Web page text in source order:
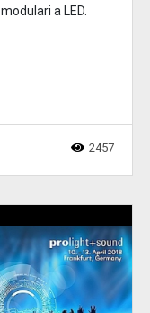
a LED.
2457